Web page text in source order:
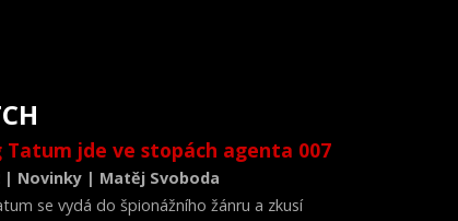
Tatum jde ve stopách agenta 007
| Novinky | Matěj Svoboda
se vydá do špionážního žánru a zkusí